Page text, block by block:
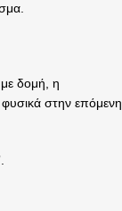
με δομή, η
φυσικά στην επόμενη